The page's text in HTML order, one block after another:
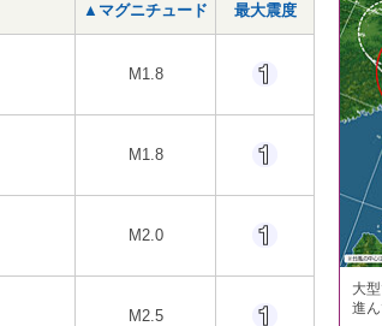
▲マグニチュード 最大震度
M1.8
M1.8
M2.0
M2.5
大
進